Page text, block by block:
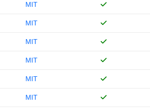
MIT
MIT
MIT
MIT
MIT
MIT